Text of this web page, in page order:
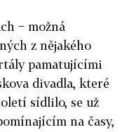
− možná
z nějakého
pamatujícími
divadla, které
sídlilo, se už
na časy,